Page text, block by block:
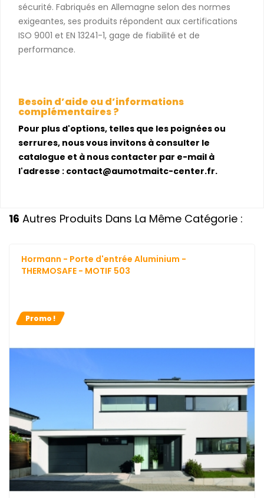
sécurité. Fabriqués en Allemagne selon des normes
exigeantes, ses produits répondent aux certifications
ISO 9001 et EN 13241-1, gage de fiabilité et de
performance.
Besoin d’aide ou d’informations
complémentaires ?
Pour plus d'options, telles que les poignées ou
serrures, nous vous invitons à consulter le
catalogue et à nous contacter par e-mail à
l'adresse : contact@aumotmaitc-center.fr.
16 Autres Produits Dans La Même Catégorie :
Hormann - Porte d'entrée Aluminium -
THERMOSAFE - MOTIF 503
Promo !